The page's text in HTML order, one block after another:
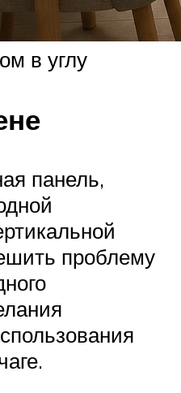
в углу
панель,
проблему